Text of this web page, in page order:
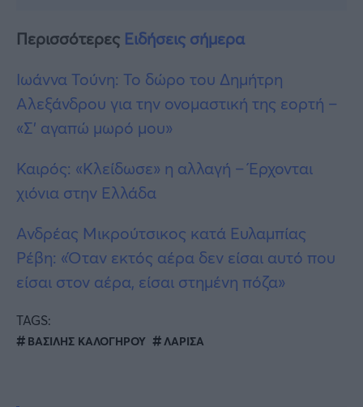
Περισσότερες Ειδήσεις σήμερα
Ιωάννα Τούνη: Το δώρο του Δημήτρη
Αλεξάνδρου για την ονομαστική της εορτή –
«Σ’ αγαπώ μωρό μου»
Καιρός: «Κλείδωσε» η αλλαγή – Έρχονται
χιόνια στην Ελλάδα
Ανδρέας Μικρούτσικος κατά Ευλαμπίας
Ρέβη: «Όταν εκτός αέρα δεν είσαι αυτό που
είσαι στον αέρα, είσαι στημένη πόζα»
TAGS:
ΒΑΣΙΛΗΣ ΚΑΛΟΓΗΡΟΥ ΛΑΡΙΣΑ